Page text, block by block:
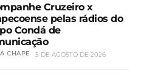
Cruzeiro x
pelas rádios do
Condá de
CHAPE 5 DE AGOSTO DE 2026